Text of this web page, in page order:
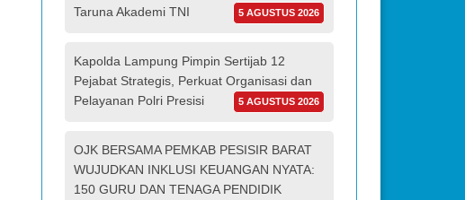
Taruna Akademi TNI
5 AGUSTUS 2026
Kapolda Lampung Pimpin Sertijab 12
Pejabat Strategis, Perkuat Organisasi dan
Pelayanan Polri Presisi
5 AGUSTUS 2026
OJK BERSAMA PEMKAB PESISIR BARAT
WUJUDKAN INKLUSI KEUANGAN NYATA:
150 GURU DAN TENAGA PENDIDIK